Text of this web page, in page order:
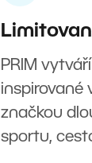
PRIM
značkou
sportu,